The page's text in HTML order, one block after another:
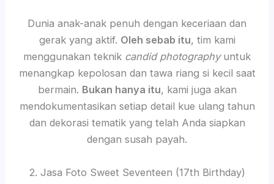
Dunia anak-anak penuh dengan keceriaan dan
gerak yang aktif. Oleh sebab itu, tim kami
menggunakan teknik candid photographyuntuk
menangkap kepolosan dan tawa riang si kecil saat
bermain. Bukan hanya itu, kami juga akan
mendokumentasikan setiap detail kue ulang tahun
dan dekorasi tematik yang telah Anda siapkan
dengan susah payah.
2. Jasa Foto Sweet Seventeen (17th Birthday)